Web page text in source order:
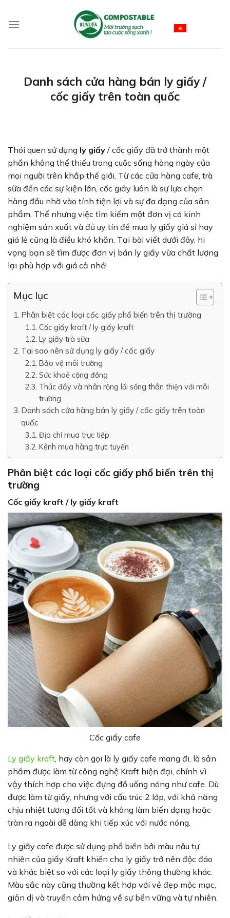
content
Danh sách cửa hàng bán ly giấy /
cốc giấy trên toàn quốc
Thói quen sử dụng ly giấy / cốc giấy đã trở thành một
phần không thể thiếu trong cuộc sống hàng ngày của
mọi người trên khắp thế giới. Từ các cửa hàng cafe, trà
sữa đến các sự kiện lớn, cốc giấy luôn là sự lựa chọn
hàng đầu nhờ vào tính tiện lợi và sự đa dạng của sản
phẩm. Thế nhưng việc tìm kiếm một đơn vị có kinh
nghiệm sản xuất và đủ uy tín đề mua ly giấy giá sỉ hay
giá lẻ cũng là điều khó khăn. Tại bài viết dưới đây, hi
vọng bạn sẽ tìm được đơn vị bán ly giấy vừa chất lượng
lại phù hợp với giá cả nhé!
Mục lục
Phân biệt các loại cốc giấy phổ biến trên thị trường
Cốc giấy kraft / ly giấy kraft
Ly giấy trà sữa
Tại sao nên sử dụng ly giấy / cốc giấy
Bảo vệ môi trường
Sức khoẻ cộng đồng
Thúc đẩy và nhân rộng lối sống thân thiện với môi
trường
Danh sách cửa hàng bán ly giấy / cốc giấy trên toàn
quốc
Địa chỉ mua trực tiếp
Kênh mua hàng trực tuyến
Phân biệt các loại cốc giấy phổ biến trên thị
trường
Cốc giấy kraft / ly giấy kraft
Cốc giấy cafe
Ly giấy kraft, hay còn gọi là ly giấy cafe mang đi, là sản
phẩm được làm từ công nghệ Kraft hiện đại, chính vì
vậy thích hợp cho việc đựng đồ uống nóng như cafe. Dù
được làm từ giấy, nhưng với cấu trúc 2 lớp, với khả năng
chịu nhiệt tương đối tốt và không làm biến dạng hoặc
tràn ra ngoài dễ dàng khi tiếp xúc với nước nóng.
Ly giấy cafe được sử dụng phổ biến bởi màu nâu tự
nhiên của giấy Kraft khiến cho ly giấy trở nên độc đáo
và khác biệt so với các loại ly giấy thông thường khác.
Màu sắc này cũng thường kết hợp với vẻ đẹp mộc mạc,
giản dị và truyền cảm hứng về sự bền vững và tự nhiên.